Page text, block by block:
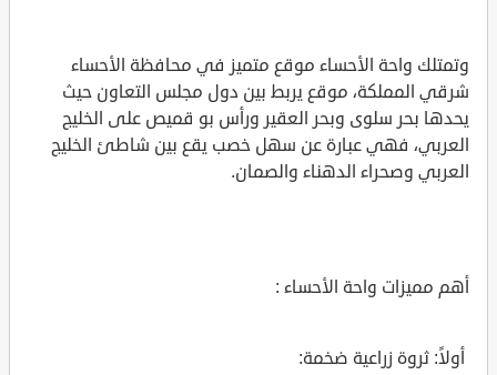
وتمتلك واحة الأحساء موقع متميز في محافظة الأحساء
شرقي المملكة، موقع يربط بين دول مجلس التعاون حيث
يحدها بحر سلوى وبحر العقير ورأس بو قميص على الخليج
العربي، فهي عبارة عن سهل خصب يقع بين شاطئ الخليج
العربي وصحراء الدهناء والصمان.
أهم مميزات واحة الأحساء :
أولاً: ثروة زراعية ضخمة: